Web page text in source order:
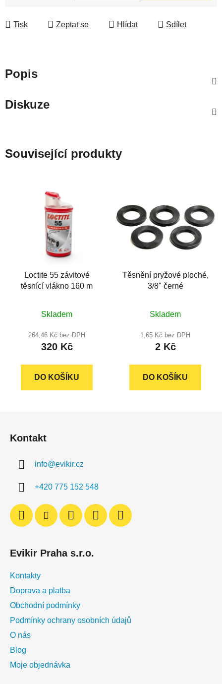
Tisk Zeptat se Hlídat Sdílet
Popis
Diskuze
Související produkty
Loctite 55 závitové
těsnící vlákno 160 m
hodnocení
produktu
je
z
Skladem
264,46 Kč bez DPH
320 Kč
DO KOŠÍKU
Těsnění pryžové ploché,
3/8" černé
hodnocení
produktu
je
z
Skladem
1,65 Kč bez DPH
2 Kč
DO KOŠÍKU
Kontakt
info@evikir.cz
+420 775 152 548
Evikir Praha s.r.o.
Kontakty
Doprava a platba
Obchodní podmínky
Podmínky ochrany osobních údajů
O nás
Blog
Moje objednávka